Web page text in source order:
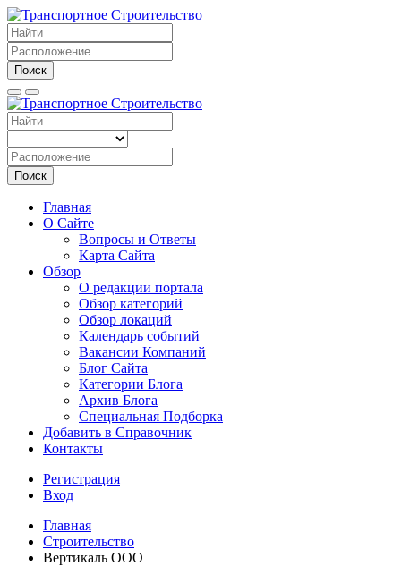
Поиск
Поиск
Главная
О Сайте
Вопросы и Ответы
Карта Сайта
Обзор
О редакции портала
Обзор категорий
Обзор локаций
Календарь событий
Вакансии Компаний
Блог Сайта
Категории Блога
Архив Блога
Специальная Подборка
Добавить в Справочник
Контакты
Регистрация
Вход
Главная
Строительство
Вертикаль ООО